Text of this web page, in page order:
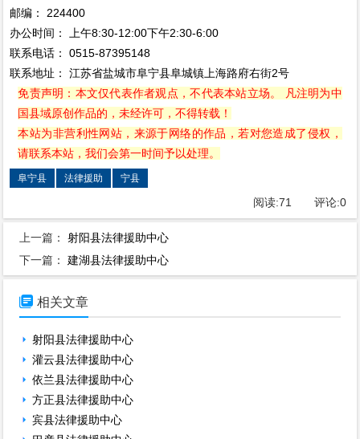
邮编： 224400
办公时间： 上午8:30-12:00下午2:30-6:00
联系电话： 0515-87395148
联系地址： 江苏省盐城市阜宁县阜城镇上海路府右街2号
免责声明：本文仅代表作者观点，不代表本站立场。 凡注明为中
国县域原创作品的，未经许可，不得转载！
本站为非营利性网站，来源于网络的作品，若对您造成了侵权，
请联系本站，我们会第一时间予以处理。
阜宁县 法律援助 宁县
阅读:71 评论:0
上一篇：射阳县法律援助中心
下一篇：建湖县法律援助中心
 相关文章
射阳县法律援助中心
灌云县法律援助中心
依兰县法律援助中心
方正县法律援助中心
宾县法律援助中心